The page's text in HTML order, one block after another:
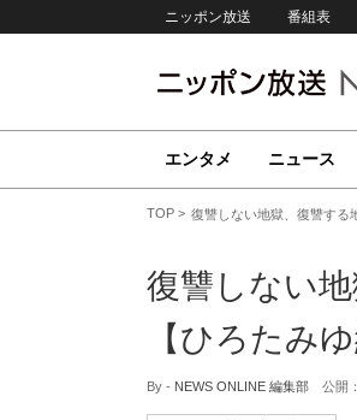
ニッポン放送 番組表
エンタメ ニュース
TOP 復讐しない地獄、復讐する
復讐しない
【ひろたみ
By - NEWS ONLINE 編集部 公開：